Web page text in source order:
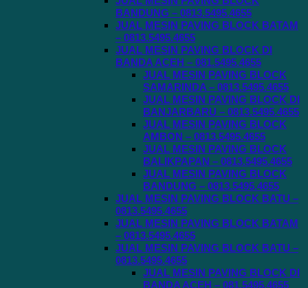
BANDUNG – 0813.5495.4655
JUAL MESIN PAVING BLOCK BATAM
– 0813.5495.4655
JUAL MESIN PAVING BLOCK DI
BANDA ACEH – 081.5495.4655
JUAL MESIN PAVING BLOCK
SAMARINDA – 0813.5495.4655
JUAL MESIN PAVING BLOCK DI
BANJARBARU – 0813.5495.4655
JUAL MESIN PAVING BLOCK
AMBON – 0813.5495.4655
JUAL MESIN PAVING BLOCK
BALIKPAPAN – 0813.5495.4655
JUAL MESIN PAVING BLOCK
BANDUNG – 0813.5495.4655
JUAL MESIN PAVING BLOCK BATU –
0813.5495.4655
JUAL MESIN PAVING BLOCK BATAM
– 0813.5495.4655
JUAL MESIN PAVING BLOCK BATU –
0813.5495.4655
JUAL MESIN PAVING BLOCK DI
BANDA ACEH – 081.5495.4655